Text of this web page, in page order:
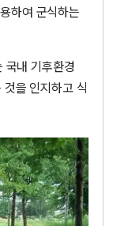
하여 군식하는
내 기후환경
을 인지하고 식